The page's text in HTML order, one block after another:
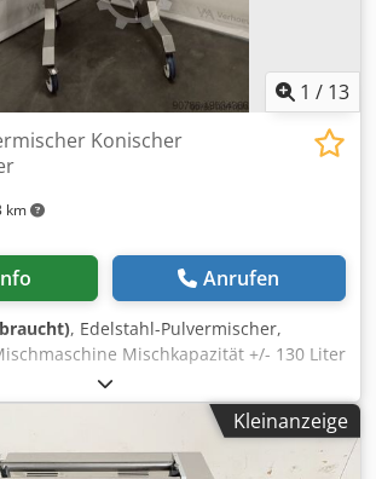
1 / 13
km
Konischer
Anrufen
, Edelstahl-Pulvermischer,
Mischkapazität +/- 130 Liter
73 U/min (kürzlich erneuert)
Manuell betätigte Absperrklappe
Abdeckung mit Klappenschutz Weitere
Dsdpfewyfu Tex Algock VMA Wekerom
Kleinanzeige